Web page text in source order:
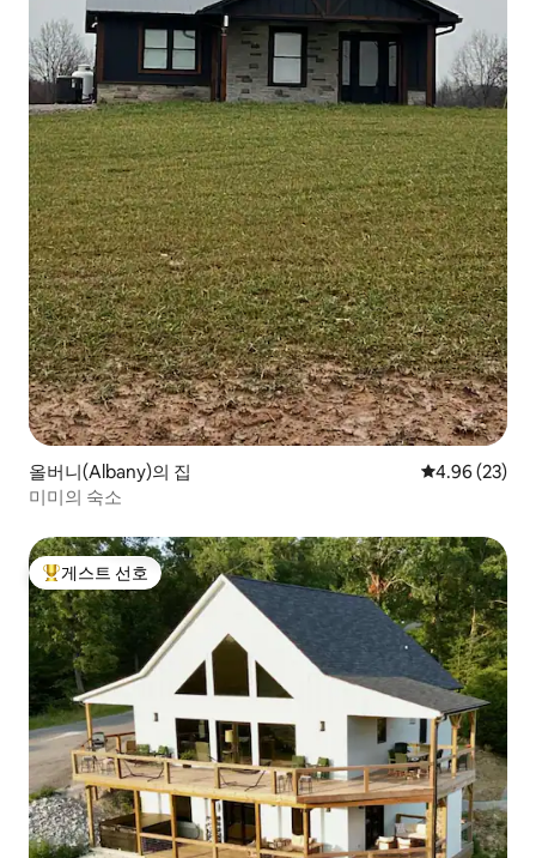
올버니(Albany)의 집 평점 4.96점(5
4.96 (23)
미미의 숙소
상위 게스트 선호
게스트 선호